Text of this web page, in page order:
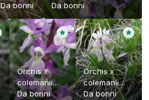
Cortesi
Dabonni
Dabonni
Orchis x
colemanii
Cortesi
Dabonni
Orchis x
colemanii
Cortesi
Dabonni